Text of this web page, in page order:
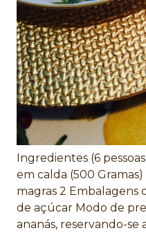
Ingredientes (6
em calda (500
magras 2 Embalagens
de açúcar Modo de
ananás, reservando-se